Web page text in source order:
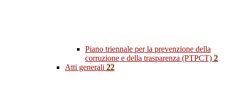
Piano triennale per la prevenzione della
corruzione e della trasparenza (PTPCT) 2
Atti generali 22